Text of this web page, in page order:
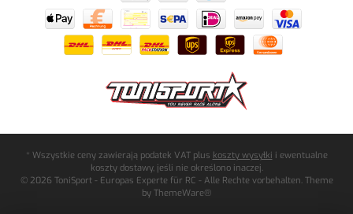
* Wszystkie ceny zawierają podatek VAT plus koszty wysyłki i ewentualne
koszty dostawy, jeśli nie określono inaczej.
© 2026 ToniSport - Europas Experte für RC - Alle Rechte vorbehalten. Theme
by ThemeWare®